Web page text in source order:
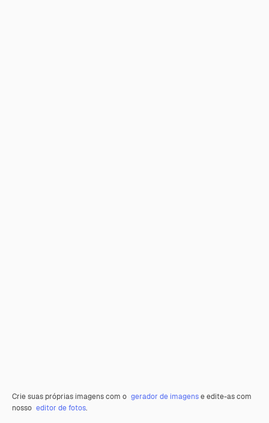
Crie suas próprias imagens com o gerador de imagense edite-as com
nosso editor de fotos.